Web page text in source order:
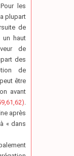
Pour les
plupart
de
un haut
de
des
de
être
avant
après
« dans